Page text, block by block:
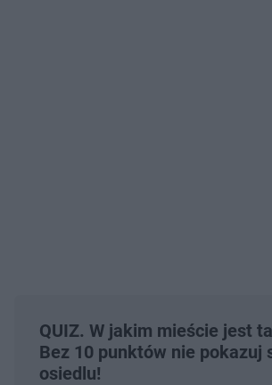
QUIZ. W jakim mieście jest
Bez 10 punktów nie pokazuj
osiedlu!